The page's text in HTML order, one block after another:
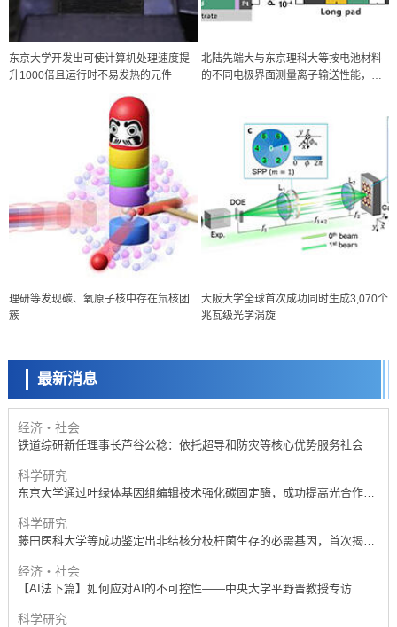
东京大学开发出可使计算机处理速度提
升1000倍且运行时不易发热的元件
北陆先端大与东京理科大等按电池材料
的不同电极界面测量离子输送性能，为
理研等发现碳、氧原子核中存在氘核团
簇
大阪大学全球首次成功同时生成3,070个
兆瓦级光学涡旋
最新消息
【AI法下篇】如何应对AI的不可控性——中央大学平野晋教授专访
政策
日本科研费增设国际共同研究强化新类别，促进青年研究人员赴海外开
展研究
经济・社会
铁道综研新任理事长芦谷公稔：依托超导和防灾等核心优势服务社会
科学研究
东京大学通过叶绿体基因组编辑技术强化碳固定酶，成功提高光合作用
科学研究
藤田医科大学等成功鉴定出非结核分枝杆菌生存的必需基因，首次揭示
经济・社会
【AI法下篇】如何应对AI的不可控性——中央大学平野晋教授专访
科学研究